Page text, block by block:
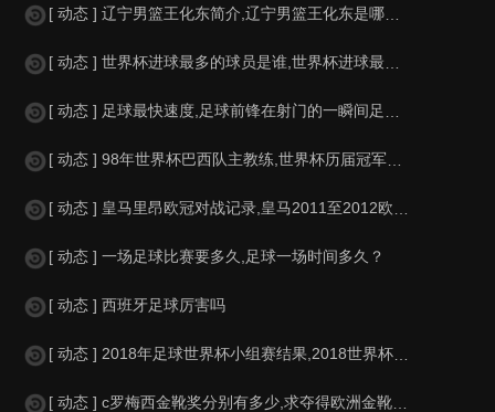
[ 动态 ] 辽宁男篮王化东简介,辽宁男篮王化东是哪里人？
[ 动态 ] 世界杯进球最多的球员是谁,世界杯进球最多的球员是谁？
[ 动态 ] 足球最快速度,足球前锋在射门的一瞬间足球的速度有多快？？
[ 动态 ] 98年世界杯巴西队主教练,世界杯历届冠军球队教练
[ 动态 ] 皇马里昂欧冠对战记录,皇马2011至2012欧冠赛程&nbs
[ 动态 ] 一场足球比赛要多久,足球一场时间多久？
[ 动态 ] 西班牙足球厉害吗
[ 动态 ] 2018年足球世界杯小组赛结果,2018世界杯中国进入a组
[ 动态 ] c罗梅西金靴奖分别有多少,求夺得欧洲金靴奖与各大联赛金靴奖最